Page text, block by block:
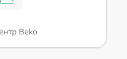
Beko